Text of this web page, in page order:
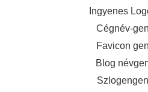
Ingyenes
Cégnév-
Favicon
Blog